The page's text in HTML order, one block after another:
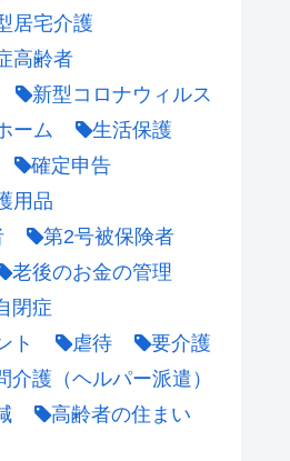
居宅介護
高齢者
新型コロナウィルス
ーム
生活保護
確定申告
用品
第2号被保険者
老後のお金の管理
閉症
ト
虐待
要介護
介護（ヘルパー派遣）
高齢者の住まい